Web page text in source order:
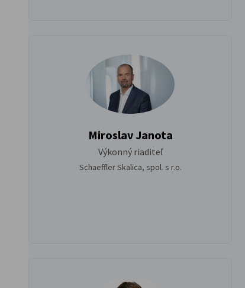
Miroslav Janota
Výkonný riaditeľ
Schaeffler Skalica, spol. s r.o.